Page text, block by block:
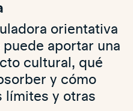
orientativa
aportar una
cultural, qué
y cómo
límites y otras